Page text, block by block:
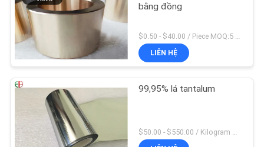
bằng đồng
LIÊN HỆ
99,95% lá tantalum